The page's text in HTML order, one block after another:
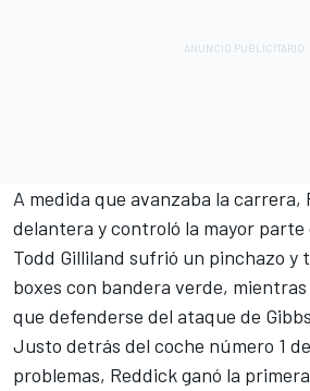
A medida que avanzaba la carrera,
delantera y controló la mayor parte
Todd Gilliland sufrió un pinchazo y
boxes con bandera verde,
que defenderse del ataque de
Justo detrás del coche número 1
problemas, Reddick ganó la